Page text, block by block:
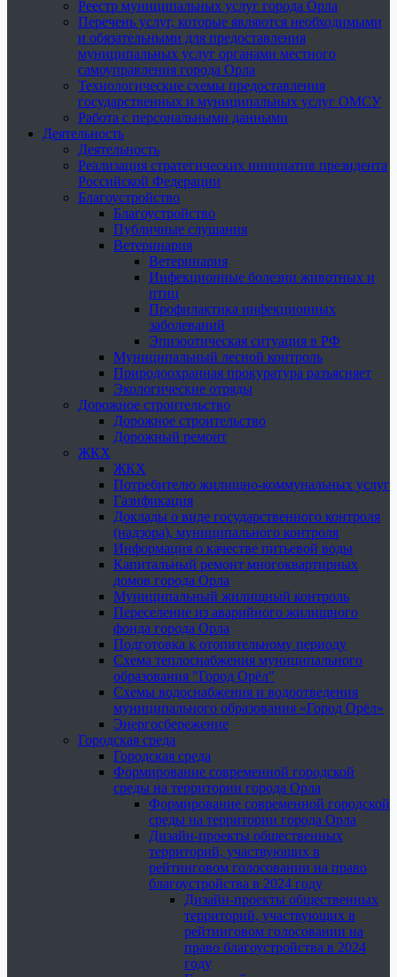
Реестр муниципальных услуг города Орла
Перечень услуг, которые являются необходимыми
и обязательными для предоставления
муниципальных услуг органами местного
самоуправления города Орла
Технологические схемы предоставления
государственных и муниципальных услуг ОМСУ
Работа с персональными данными
Деятельность
Деятельность
Реализация стратегических инициатив президента
Российской Федерации
Благоустройство
Благоустройство
Публичные слушания
Ветеринария
Ветеринария
Инфекционные болезни животных и
птиц
Профилактика инфекционных
заболеваний
Эпизоотическая ситуация в РФ
Муниципальный лесной контроль
Природоохранная прокуратура разъясняет
Экологические отряды
Дорожное строительство
Дорожное строительство
Дорожный ремонт
ЖКХ
ЖКХ
Потребителю жилищно-коммунальных услуг
Газификация
Доклады о виде государственного контроля
(надзора), муниципального контроля
Информация о качестве питьевой воды
Капитальный ремонт многоквартирных
домов города Орла
Муниципальный жилищный контроль
Переселение из аварийного жилищного
фонда города Орла
Подготовка к отопительному периоду
Схема теплоснабжения муниципального
образования "Город Орёл"
Схемы водоснабжения и водоотведения
муниципального образования «Город Орёл»
Энергосбережение
Городская среда
Городская среда
Формирование современной городской
среды на территории города Орла
Формирование современной городской
среды на территории города Орла
Дизайн-проекты общественных
территорий, участвующих в
рейтинговом голосовании на право
благоустройства в 2024 году
Дизайн-проекты общественных
территорий, участвующих в
рейтинговом голосовании на
право благоустройства в 2024
году